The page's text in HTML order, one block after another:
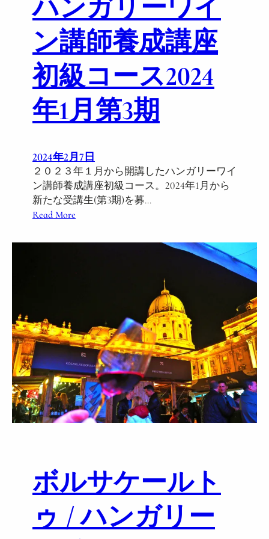
n
e
T
a
s
t
i
n
a
r
t
y
a
M
W
W
I
N
E
B
A
R
A
P
ハンガリーワイ
ン講師養成講座
初級コース2024
年1月第3期
2024年2月7日
２０２３年１月から開講したハンガリーワイ
ン講師養成講座初級コース。2024年1月から
新たな受講生(第3期)を募…
Read More
ン
リ
ン
講
師
養
成
講
座
ー
ス
2
ボルサケールト
ゥ / ハンガリー